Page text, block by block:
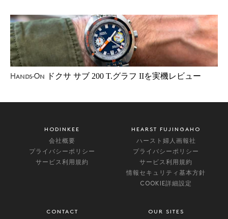
Hands-On ドクサ サブ 200 T.グラフ IIを実機レビュー
HODINKEE
会社概要
プライバシーポリシー
サービス利用規約
HEARST FUJINGAHO
ハースト婦人画報社
プライバシーポリシー
サービス利用規約
情報セキュリティ基本方針
COOKIE詳細設定
CONTACT OUR SITES